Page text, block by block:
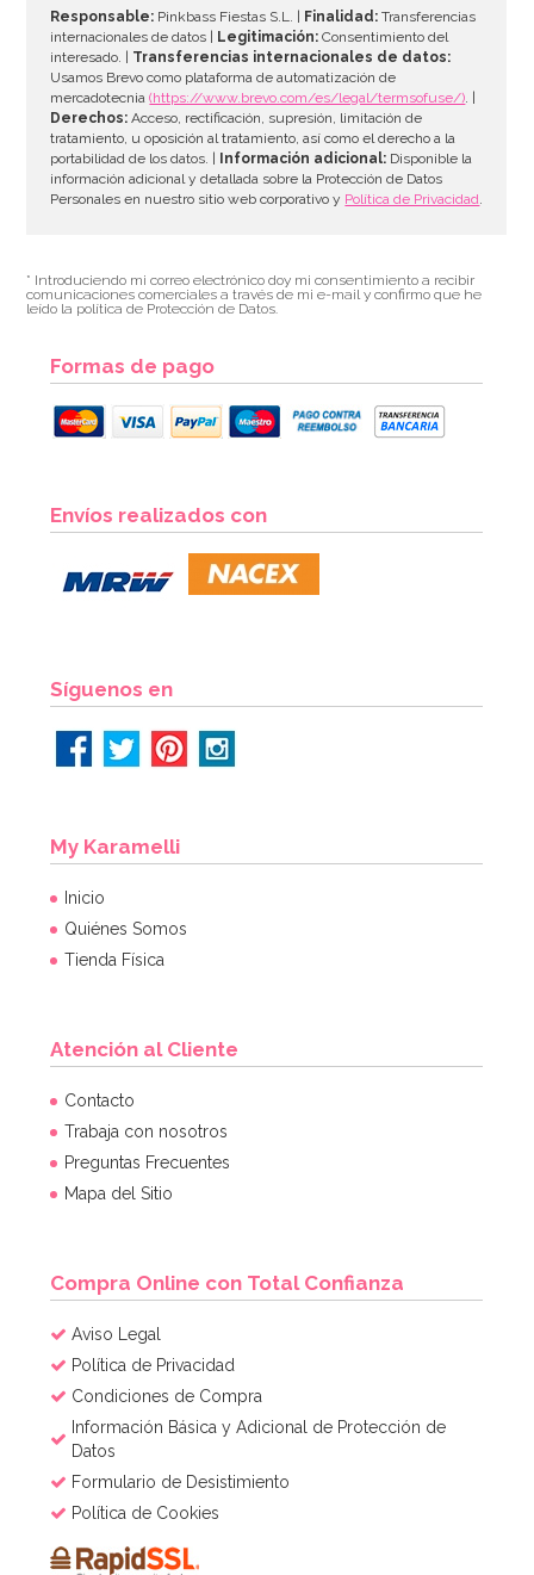
AÑADIR
6,95€
Responsable: Pinkbass Fiestas S.L. | Finalidad: Transferencias
internacionales de datos |
Legitimación: Consentimiento del
interesado. | Transferencias internacionales de datos:
Usamos Brevo como plataforma de automatización de
mercadotecnia(https://www.brevo.com/es/legal/termsofuse/). |
Derechos: Acceso, rectificación, supresión, limitación de
tratamiento, u oposición al tratamiento, así como el derecho a la
portabilidad de los datos. |
Información adicional: Disponible la
información adicional y detallada sobre la Protección de Datos
Personales en nuestro sitio web corporativo y Política de Privacidad.
* Introduciendo mi correo electrónico doy mi consentimiento a recibir
comunicaciones comerciales a través de mi e-mail y confirmo que he
leído la política de Protección de Datos.
Formas de pago
Envíos realizados con
Síguenos en
My Karamelli
Inicio
Quiénes Somos
Tienda Física
Atención al Cliente
Contacto
Trabaja con nosotros
Preguntas Frecuentes
Mapa del Sitio
Compra Online con Total Confianza
Aviso Legal
Política de Privacidad
Condiciones de Compra
Información Básica y Adicional de Protección de
Datos
Formulario de Desistimiento
Política de Cookies